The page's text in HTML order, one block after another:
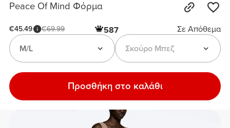
Peace Of Mind Φόρμα
€45.49 €69.99 587
Σε Απόθεμα
Σκούρο Μπεζ
M/L
Προσθήκη στο καλάθι